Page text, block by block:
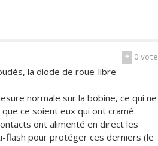
+ 0vote
la diode de roue-libre
normale sur la bobine, ce qui ne
ce soient eux qui ont cramé.
ont alimenté en direct les
flash pour protéger ces derniers (le